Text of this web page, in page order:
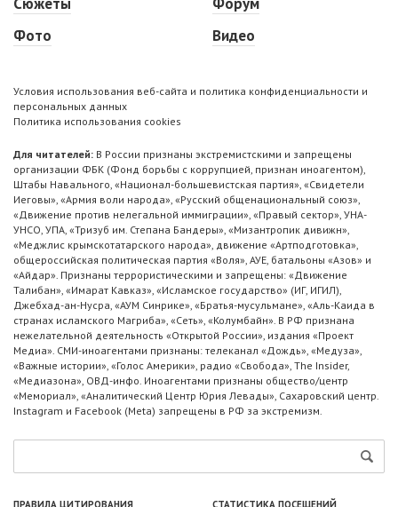
Фото
Видео
Условия использования веб-сайта и политика конфиденциальности и
персональных данных
Политика использования cookies
Для читателей: В России признаны экстремистскими и запрещены
организации ФБК (Фонд борьбы с коррупцией, признан иноагентом),
Штабы Навального, «Национал-большевистская партия», «Свидетели
Иеговы», «Армия воли народа», «Русский общенациональный союз»,
«Движение против нелегальной иммиграции», «Правый сектор», УНА-
УНСО, УПА, «Тризуб им. Степана Бандеры», «Мизантропик дивижн»,
«Меджлис крымскотатарского народа», движение «Артподготовка»,
общероссийская политическая партия «Воля», АУЕ, батальоны «Азов» и
«Айдар». Признаны террористическими и запрещены: «Движение
Талибан», «Имарат Кавказ», «Исламское государство» (ИГ, ИГИЛ),
Джебхад-ан-Нусра, «АУМ Синрике», «Братья-мусульмане», «Аль-Каида в
странах исламского Магриба», «Сеть», «Колумбайн». В РФ признана
нежелательной деятельность «Открытой России», издания «Проект
Медиа». СМИ-иноагентами признаны: телеканал «Дождь», «Медуза»,
«Важные истории», «Голос Америки», радио «Свобода», The Insider,
«Медиазона», ОВД-инфо. Иноагентами признаны общество/центр
«Мемориал», «Аналитический Центр Юрия Левады», Сахаровский центр.
Instagram и Facebook (Metа) запрещены в РФ за экстремизм.
ПРАВИЛА ЦИТИРОВАНИЯ СТАТИСТИКА ПОСЕЩЕНИЙ